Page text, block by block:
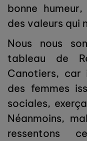
bonne
des valeurs qui
Nous nous
tableau de
Canotiers, car
des femmes
sociales,
Néanmoins,
ressentons